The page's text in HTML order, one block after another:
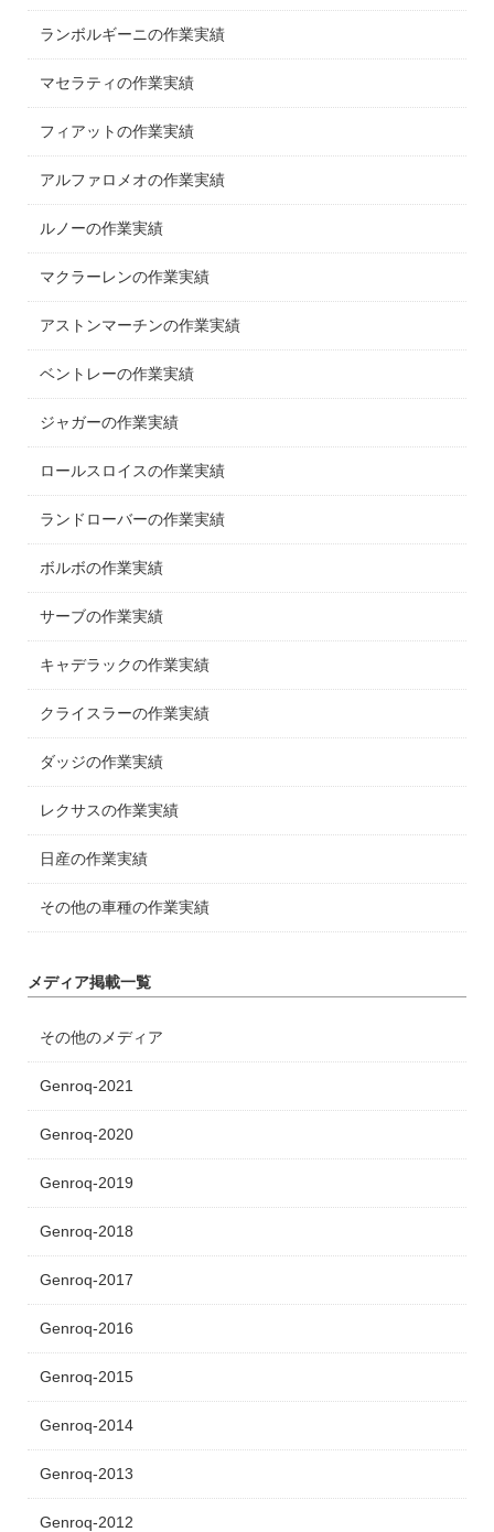
ランボルギーニの作業実績
マセラティの作業実績
フィアットの作業実績
アルファロメオの作業実績
ルノーの作業実績
マクラーレンの作業実績
アストンマーチンの作業実績
ベントレーの作業実績
ジャガーの作業実績
ロールスロイスの作業実績
ランドローバーの作業実績
ボルボの作業実績
サーブの作業実績
キャデラックの作業実績
クライスラーの作業実績
ダッジの作業実績
レクサスの作業実績
日産の作業実績
その他の車種の作業実績
メディア掲載一覧
その他のメディア
Genroq-2021
Genroq-2020
Genroq-2019
Genroq-2018
Genroq-2017
Genroq-2016
Genroq-2015
Genroq-2014
Genroq-2013
Genroq-2012